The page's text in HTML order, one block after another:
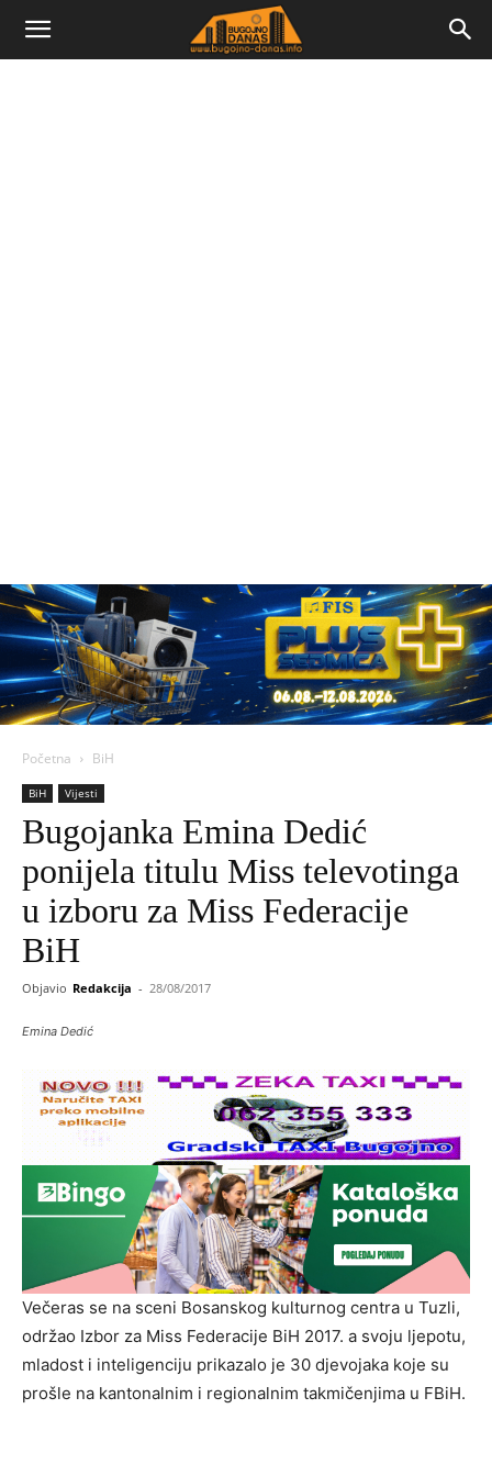
Bugojno
Početna BiH
BiH Vijesti
Bugojanka Emina Dedić
ponijela titulu Miss televotinga
u izboru za Miss Federacije
BiH
Objavio Redakcija - 28/08/2017
Emina Dedić
Večeras se na sceni Bosanskog kulturnog centra u Tuzli,
održao Izbor za Miss Federacije BiH 2017. a svoju ljepotu,
mladost i inteligenciju prikazalo je 30 djevojaka koje su
prošle na kantonalnim i regionalnim takmičenjima u FBiH.